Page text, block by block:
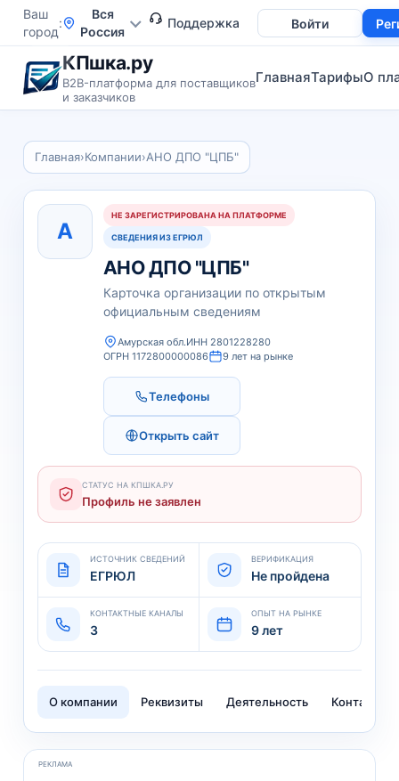
Ваш
город
Вся
Россия
Войти
Поддержка
КПшка.ру
B2B-платформа для поставщиков
и заказчиков
ГлавнаяТарифыО
Главная›Компании›АНО ДПО "ЦПБ"
А
НЕ ЗАРЕГИСТРИРОВАНА НА ПЛАТФОРМЕ
СВЕДЕНИЯ ИЗ ЕГРЮЛ
АНО ДПО "ЦПБ"
Карточка организации по открытым
официальным сведениям
Амурская обл.ИНН 2801228280
ОГРН 1172800000086
9 лет на рынке
Телефоны
Открыть сайт
СТАТУС НА КПШКА.РУ
Профиль не заявлен
ИСТОЧНИК СВЕДЕНИЙ
ЕГРЮЛ
ВЕРИФИКАЦИЯ
Не пройдена
КОНТАКТНЫЕ КАНАЛЫ
3
ОПЫТ НА РЫНКЕ
9 лет
О компании Реквизиты Деятельность Контакты
РЕКЛАМА